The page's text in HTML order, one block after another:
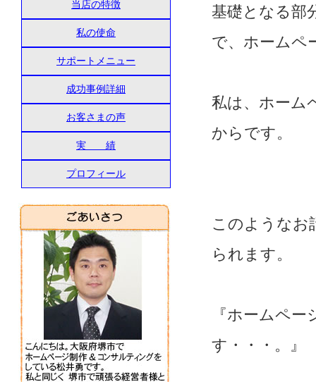
基礎となる部
で、ホームペ
私は、ホーム
からです。
このようなお
られます。
『ホームペ
す・・・。』
当店の特徴
私の使命
サポートメニュー
成功事例詳細
お客さまの声
実 績
プロフィール